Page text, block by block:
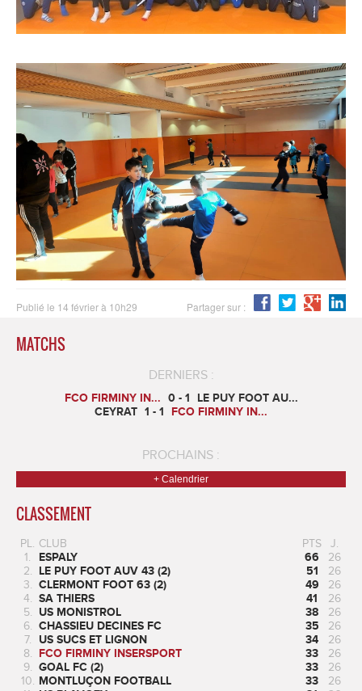
Publié le 14 février à 10h29 Partager sur :
MATCHS
DERNIERS :
FCO FIRMINY IN... 0 - 1
LE PUY FOOT AU...
CEYRAT 1 - 1 FCO FIRMINY IN...
PROCHAINS :
+ Calendrier
CLASSEMENT
PL. CLUB PTS
J.
1.
ESPALY 66
26
2. LE PUY FOOT AUV 43 (2) 51
26
3. CLERMONT FOOT 63 (2) 49
26
4. SA THIERS 41
26
5. US MONISTROL 38
26
6. CHASSIEU DECINES FC 35
26
7.
US SUCS ET LIGNON 34
26
8. FCO FIRMINY INSERSPORT 33
26
9. GOAL FC (2) 33
26
10. MONTLUÇON FOOTBALL 33
26